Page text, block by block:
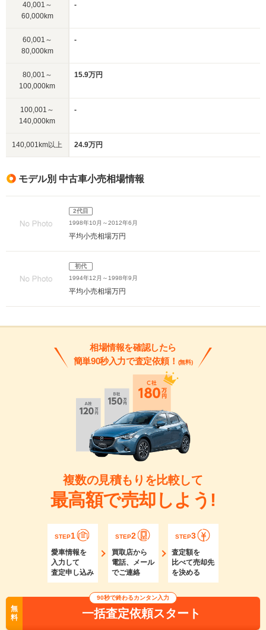
40,001～
60,000km
-
60,001～
80,000km
-
80,001～
100,000km
15.9万円
100,001～
140,000km
-
140,001km以上 24.9万円
モデル別 中古車小売相場情報
2代目
1998年10月～2012年6月
平均小売相場万円
初代
1994年12月～1998年9月
平均小売相場万円
相場情報を確認したら
簡単90秒入力で査定依頼！ (無料)
複数の見積もりを比較して
最高額で売却しよう!
STEP1
愛車情報を
入力して
査定申し込み
STEP2
買取店から
電話、メール
でご連絡
STEP3
査定額を
比べて売却先
を決める
無
料
90秒で終わるカンタン入力
一括査定依頼スタート